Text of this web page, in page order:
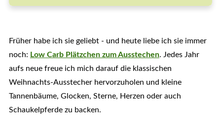
Früher habe ich sie geliebt - und heute liebe ich sie immer
noch: Low Carb Plätzchen zum Ausstechen. Jedes Jahr
aufs neue freue ich mich darauf die klassischen
Weihnachts-Ausstecher hervorzuholen und kleine
Tannenbäume, Glocken, Sterne, Herzen oder auch
Schaukelpferde zu backen.